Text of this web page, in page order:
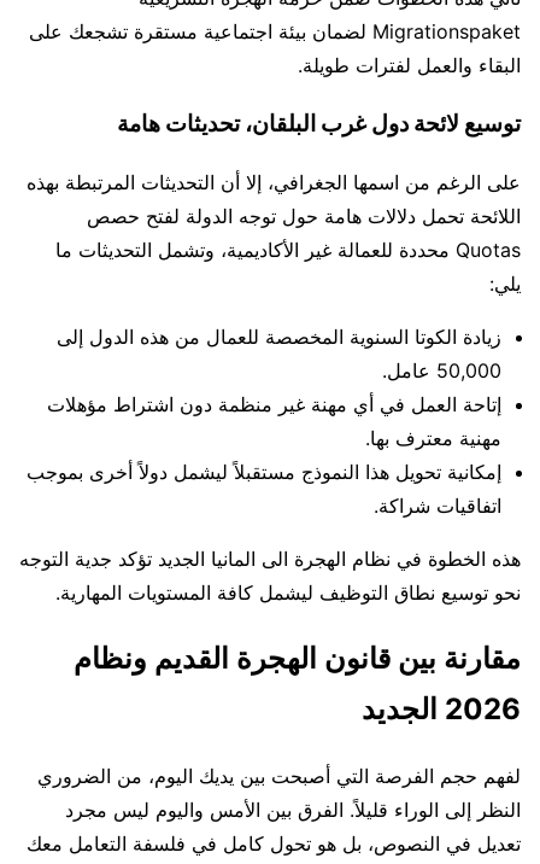
Migrationspaket لضمان بيئة اجتماعية مستقرة تشجعك على
البقاء والعمل لفترات طويلة.
توسيع لائحة دول غرب البلقان، تحديثات هامة
على الرغم من اسمها الجغرافي، إلا أن التحديثات المرتبطة بهذه
اللائحة تحمل دلالات هامة حول توجه الدولة لفتح حصص
Quotas محددة للعمالة غير الأكاديمية، وتشمل التحديثات ما
يلي:
زيادة الكوتا السنوية المخصصة للعمال من هذه الدول إلى
50,000 عامل.
إتاحة العمل في أي مهنة غير منظمة دون اشتراط مؤهلات
مهنية معترف بها.
إمكانية تحويل هذا النموذج مستقبلاً ليشمل دولاً أخرى بموجب
اتفاقيات شراكة.
هذه الخطوة في نظام الهجرة الى المانيا الجديد تؤكد جدية التوجه
نحو توسيع نطاق التوظيف ليشمل كافة المستويات المهارية.
مقارنة بين قانون الهجرة القديم ونظام
2026 الجديد
لفهم حجم الفرصة التي أصبحت بين يديك اليوم، من الضروري
النظر إلى الوراء قليلاً. الفرق بين الأمس واليوم ليس مجرد
تعديل في النصوص، بل هو تحول كامل في فلسفة التعامل معك